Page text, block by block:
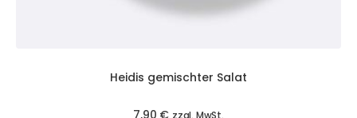
Heidis gemischter Salat
7,90 € zzgl. MwSt.